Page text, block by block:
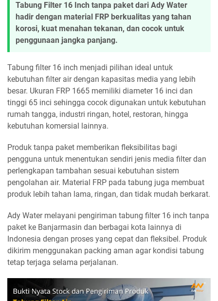
Tabung Filter 16 Inch tanpa paket dari Ady Water
hadir dengan material FRP berkualitas yang tahan
korosi, kuat menahan tekanan, dan cocok untuk
penggunaan jangka panjang.
Tabung filter 16 inch menjadi pilihan ideal untuk
kebutuhan filter air dengan kapasitas media yang lebih
besar. Ukuran FRP 1665 memiliki diameter 16 inci dan
tinggi 65 inci sehingga cocok digunakan untuk kebutuhan
rumah tangga, industri ringan, hotel, restoran, hingga
kebutuhan komersial lainnya.
Produk tanpa paket memberikan fleksibilitas bagi
pengguna untuk menentukan sendiri jenis media filter dan
perlengkapan tambahan sesuai kebutuhan sistem
pengolahan air. Material FRP pada tabung juga membuat
produk lebih tahan lama, ringan, dan tidak mudah berkarat.
Ady Water melayani pengiriman tabung filter 16 inch tanpa
paket ke Banjarmasin dan berbagai kota lainnya di
Indonesia dengan proses yang cepat dan fleksibel. Produk
dikirim menggunakan packing aman agar kondisi tabung
tetap terjaga selama perjalanan.